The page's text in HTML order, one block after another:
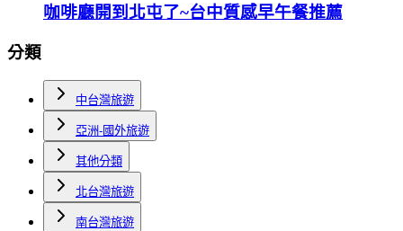
咖啡廳開到北屯了~台中質感早午餐推薦
分類
中台灣旅遊
亞洲-國外旅遊
其他分類
北台灣旅遊
南台灣旅遊